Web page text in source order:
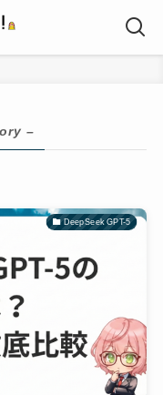
–
DeepSeek GPT-5